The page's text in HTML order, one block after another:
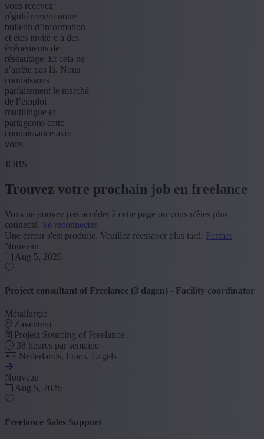
vous recevez
régulièrement notre
bulletin d’information
et êtes invité·e à des
événements de
réseautage. Et cela ne
s’arrête pas là. Nous
connaissons
parfaitement le marché
de l’emploi
multilingue et
partageons cette
connaissance avec
vous.
JOBS
Trouvez votre prochain job en freelance
Vous ne pouvez pas accéder à cette page ou vous n'êtes plus
connecté. Se reconnecter.
Une erreur s'est produite. Veuillez réessayer plus tard. Fermer
Nouveau
Aug 5, 2026
Project consultant of Freelance (3 dagen) - Facility coordinator
Métallurgie
Zaventem
Project Sourcing of Freelance
38 heures par semaine
Nederlands, Frans, Engels
Nouveau
Aug 5, 2026
Freelance Sales Support